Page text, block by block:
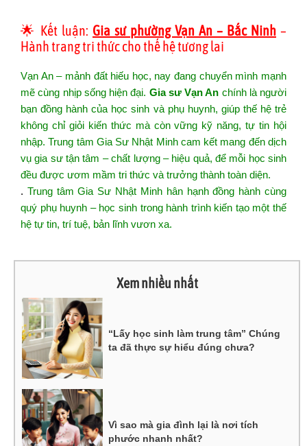
🌟 Kết luận: Gia sư phường Vạn An – Bắc Ninh –
Hành trang tri thức cho thế hệ tương lai
Vạn An – mảnh đất hiếu học, nay đang chuyển mình mạnh
mẽ cùng nhịp sống hiện đại. Gia sư Vạn An chính là người
bạn đồng hành của học sinh và phụ huynh, giúp thế hệ trẻ
không chỉ giỏi kiến thức mà còn vững kỹ năng, tự tin hội
nhập. Trung tâm Gia Sư Nhật Minh cam kết mang đến dịch
vụ gia sư tận tâm – chất lượng – hiệu quả, để mỗi học sinh
đều được ươm mầm tri thức và trưởng thành toàn diện.
. Trungtâm Gia Sư Nhật Minh hânhạnhđồng hànhcùng
quý phụhuynh – học sinh tronghành trìnhkiến tạo một thế
hệ tự tin, trí tuệ, bản lĩnh vươn xa.
Xem nhiều nhất
“Lấy học sinh làm trung tâm” Chúng
ta đã thực sự hiểu đúng chưa?
Vì sao mà gia đình lại là nơi tích
phước nhanh nhất?